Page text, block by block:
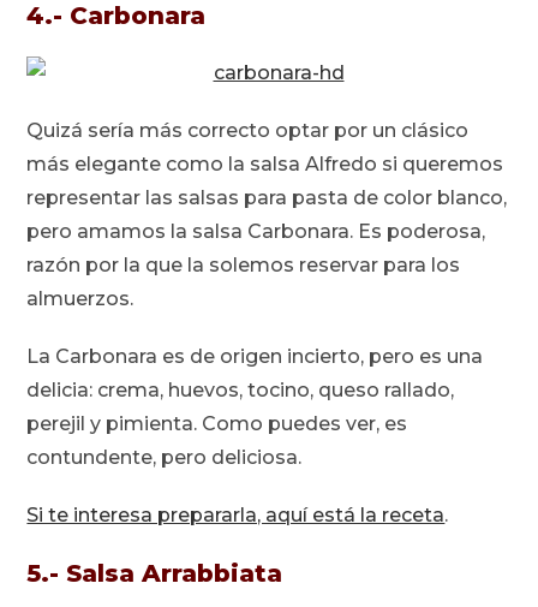
4.- Carbonara
Quizá sería más correcto optar por un clásico
más elegante como la salsa Alfredo si queremos
representar las salsas para pasta de color blanco,
pero amamos la salsa Carbonara. Es poderosa,
razón por la que la solemos reservar para los
almuerzos.
La Carbonara es de origen incierto, pero es una
delicia: crema, huevos, tocino, queso rallado,
perejil y pimienta. Como puedes ver, es
contundente, pero deliciosa.
Si te interesa prepararla, aquí está la receta.
5.- Salsa Arrabbiata